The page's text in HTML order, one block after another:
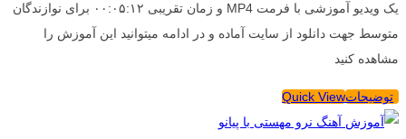
یک ویدیو آموزشی با فرمت MP4 و زمان تقریبی ۰۰:۰۵:۱۲ برای نوازندگان
متوسط جهت دانلود از سایت آماده و در ادامه میتوانید این آموزش را
مشاهده کنید
توضیحاتQuick View